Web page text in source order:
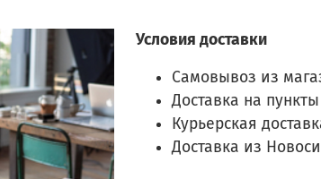
Условия доставки
Самовывоз из
Доставка на
Курьерская
Доставка из